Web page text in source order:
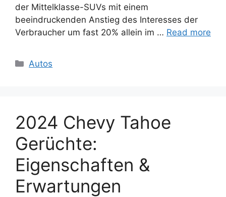
der Mittelklasse-SUVs mit einem
beeindruckenden Anstieg des Interesses der
Verbraucher um fast 20% allein im … Read more
Categories
Autos
2024 Chevy Tahoe
Gerüchte:
Eigenschaften &
Erwartungen